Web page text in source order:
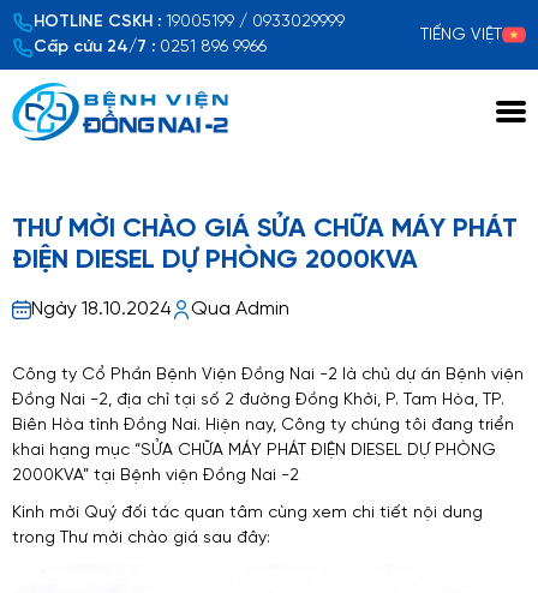
HOTLINE CSKH : 19005199 / 0933029999
Cấp cứu 24/7 : 0251 896 9966
TIẾNG VIỆT
THƯ MỜI CHÀO GIÁ SỬA CHỮA MÁY PHÁT
ĐIỆN DIESEL DỰ PHÒNG 2000KVA
Ngày 18.10.2024 Qua Admin
Công ty Cổ Phần Bệnh Viện Đồng Nai -2 là chủ dự án Bệnh viện
Đồng Nai -2, địa chỉ tại số 2 đường Đồng Khởi, P. Tam Hòa, TP.
Biên Hòa tỉnh Đồng Nai. Hiện nay, Công ty chúng tôi đang triển
khai hạng mục “SỬA CHỮA MÁY PHÁT ĐIỆN DIESEL DỰ PHÒNG
2000KVA” tại Bệnh viện Đồng Nai -2
Kính mời Quý đối tác quan tâm cùng xem chi tiết nội dung
trong Thư mời chào giá sau đây: